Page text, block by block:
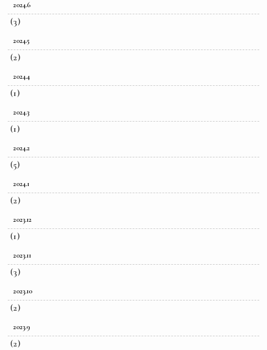
2024.6
(3)
2024.5
(2)
2024.4
(1)
2024.3
(1)
2024.2
(5)
2024.1
(2)
2023.12
(1)
2023.11
(3)
2023.10
(2)
2023.9
(2)